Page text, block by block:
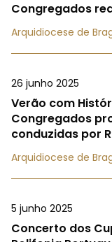
Congregados
Arquidiocese de
26 junho 2025
Verão com
Congregados
conduzidas por
Arquidiocese de
5 junho 2025
Concerto dos